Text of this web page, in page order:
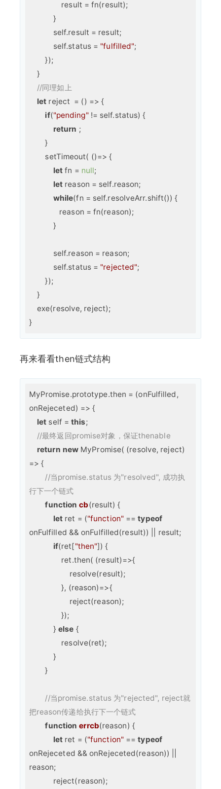
            self.status =
"fulfilled";
        });
    }
//同理如上
let reject  = () => {
if("pending" != self.status) {
return ;
        }
        setTimeout(
()=> {
let fn = null;
let reason = self.reason;
while(fn = self.resolveArr.shift()) {
            self.status =
"rejected";
        });
    }
    exe(resolve, reject);
再来看看then链式结构
MyPromise.prototype.then = (onFulfilled,
onRejeceted) => {
let self = this;
//最终返回promise对象，保证thenable
return new MyPromise( (resolve, reject)
=> {
//当promise.status 为"resolved", 成功执
行下一个链式
function cb(result) {
let ret = ("function" == typeof
onFulfilled && onFulfilled(result)) || result;
if(ret["then"]) {
                ret.then(
(result)=>{
                }, (reason)=>{
                });
            }
else {
        }
//当promise.status 为"rejected", reject就
把reason传递给执行下一个链式
function errcb(reason) {
let ret = ("function" == typeof
onRejeceted && onRejeceted(reason)) ||
reason;